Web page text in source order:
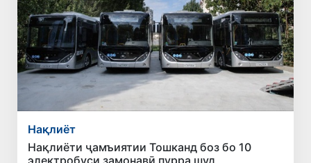
Нақлиёт
Нақлиёти ҷамъиятии Тошканд боз бо 10
электробуси замонавӣ пурра шуд